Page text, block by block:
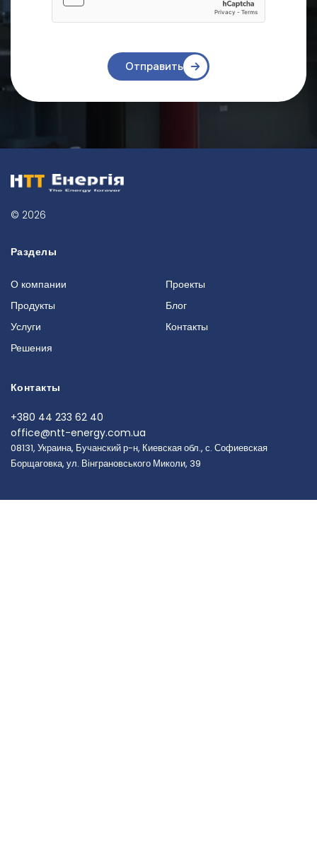
Отправить
© 2026
Разделы
О компании
Продукты
Услуги
Решения
Проекты
Блог
Контакты
Контакты
+380 44 233 62 40
office@ntt-energy.com.ua
08131, Украина, Бучанский р-н, Киевская обл., с. Софиевская
Борщаговка, ул. Вінграновського Миколи, 39